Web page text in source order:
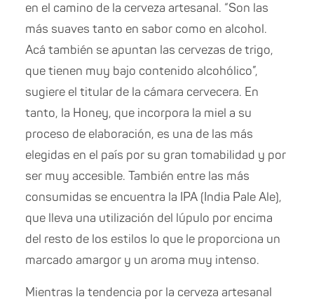
en el camino de la cerveza artesanal. “Son las
más suaves tanto en sabor como en alcohol.
Acá también se apuntan las cervezas de trigo,
que tienen muy bajo contenido alcohólico”,
sugiere el titular de la cámara cervecera. En
tanto, la Honey, que incorpora la miel a su
proceso de elaboración, es una de las más
elegidas en el país por su gran tomabilidad y por
ser muy accesible. También entre las más
consumidas se encuentra la IPA (India Pale Ale),
que lleva una utilización del lúpulo por encima
del resto de los estilos lo que le proporciona un
marcado amargor y un aroma muy intenso.
Mientras la tendencia por la cerveza artesanal